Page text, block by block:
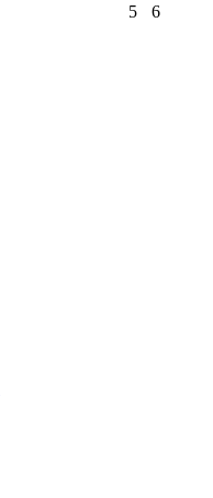
5 6